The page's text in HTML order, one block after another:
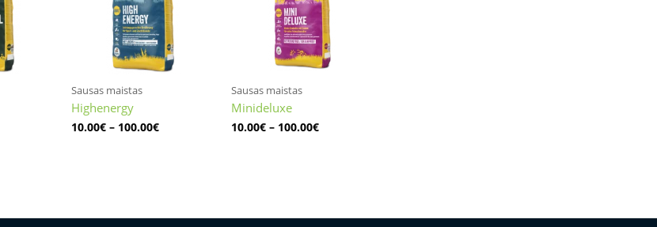
Sausas maistas
Highenergy
10.00€ – 100.00€
Sausas maistas
Minideluxe
10.00€ – 100.00€